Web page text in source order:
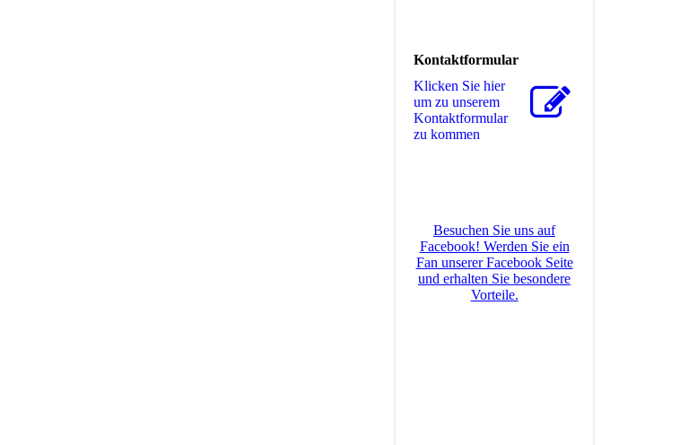
Kontaktformular
Klicken Sie hier
um zu unserem
Kon­takt­for­mu­lar
zu kommen
Besuchen Sie uns auf
Facebook! Werden Sie ein
Fan unserer Facebook Seite
und erhalten Sie besondere
Vorteile.